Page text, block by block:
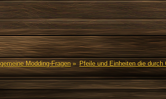
Modding-Fragen» Pfeile und Einheiten die durch